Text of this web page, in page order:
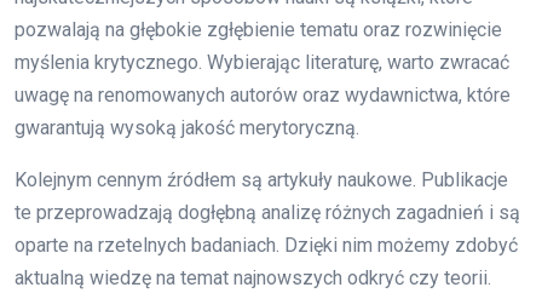
pozwalają na głębokie zgłębienie tematu oraz rozwinięcie
myślenia krytycznego. Wybierając literaturę, warto zwracać
uwagę na renomowanych autorów oraz wydawnictwa, które
gwarantują wysoką jakość merytoryczną.
Kolejnym cennym źródłem są artykuły naukowe. Publikacje
te przeprowadzają dogłębną analizę różnych zagadnień i są
oparte na rzetelnych badaniach. Dzięki nim możemy zdobyć
aktualną wiedzę na temat najnowszych odkryć czy teorii.